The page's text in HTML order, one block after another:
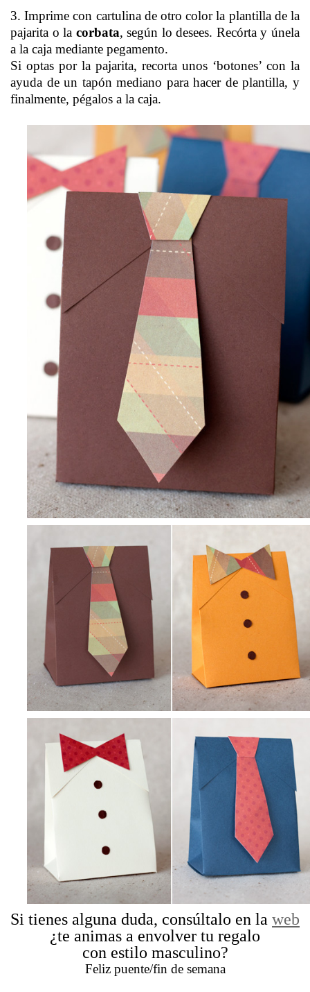
3. Imprime con cartulina de otro color la plantilla de la
pajarita o la corbata, según lo desees. Recórta y únela
a la caja mediante pegamento.
Si optas por la pajarita, recorta unos ‘botones’ con la
ayuda de un tapón mediano para hacer de plantilla, y
finalmente, pégalos a la caja.
Si tienes alguna duda, consúltalo en la web
¿te animas a envolver tu regalo
con estilo masculino?
Feliz puente/fin de semana